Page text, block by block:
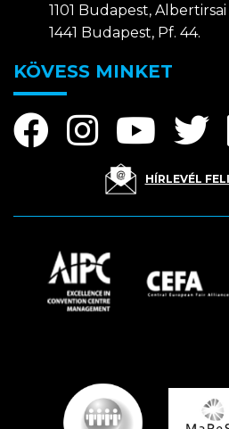
1101 Budapest,
1441 Budapest, Pf. 44.
KÖVESS MINKET
HÍRLEVÉL